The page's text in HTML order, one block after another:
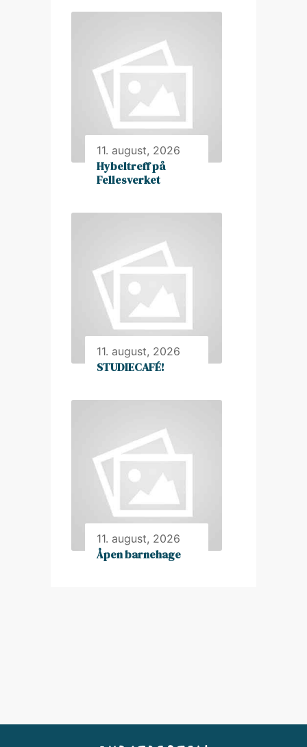
11. august, 2026
Hybeltreff på
Fellesverket
11. august, 2026
STUDIECAFÉ!
11. august, 2026
Åpen barnehage